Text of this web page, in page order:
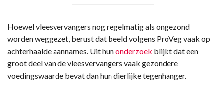
Hoewel vleesvervangers nog regelmatig als ongezond
worden weggezet, berust dat beeld volgens ProVeg vaak op
achterhaalde aannames. Uit hunonderzoek blijkt dat een
groot deel van de vleesvervangers vaak gezondere
voedingswaarde bevat dan hun dierlijke tegenhanger.